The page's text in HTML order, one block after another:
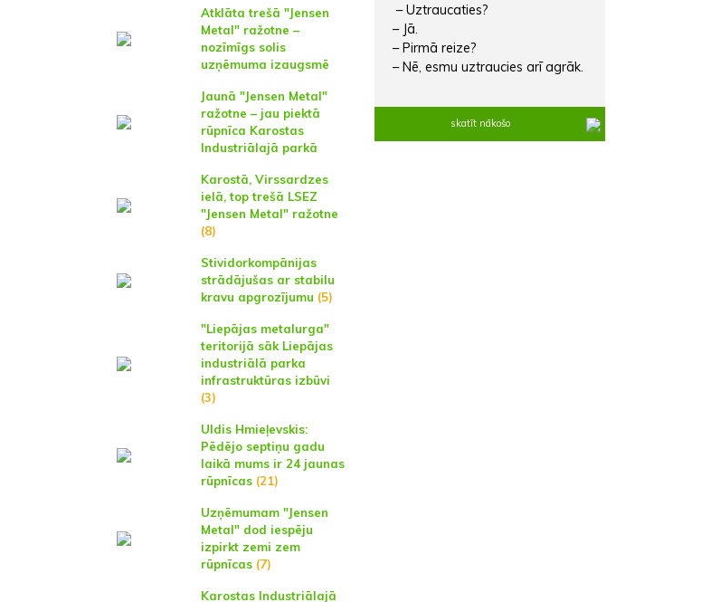
Atklāta trešā "Jensen
Metal" ražotne –
nozīmīgs solis
uzņēmuma izaugsmē
Jaunā "Jensen Metal"
ražotne – jau piektā
rūpnīca Karostas
Industriālajā parkā
Karostā, Virssardzes
ielā, top trešā LSEZ
"Jensen Metal" ražotne
(8)
Stividorkompānijas
strādājušas ar stabilu
kravu apgrozījumu (5)
"Liepājas metalurga"
teritorijā sāk Liepājas
industriālā parka
infrastruktūras izbūvi
(3)
Uldis Hmieļevskis:
Pēdējo septiņu gadu
laikā mums ir 24 jaunas
rūpnīcas(21)
Uzņēmumam "Jensen
Metal" dod iespēju
izpirkt zemi zem
rūpnīcas(7)
Karostas Industriālajā
– Uztraucaties?
– Jā.
– Pirmā reize?
– Nē, esmu uztraucies arī agrāk.
skatīt nākošo